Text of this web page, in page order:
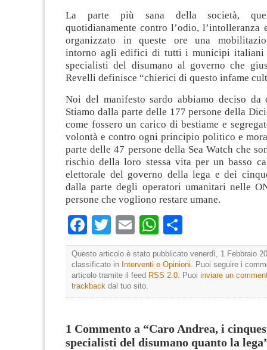
La parte più sana della società,
quotidianamente contro l’odio, l’intolleranza
organizzato in queste ore una
intorno agli edifici di tutti i municipi italiani
specialisti del disumano al governo che
Revelli definisce “chierici di questo infame
Noi del manifesto sardo abbiamo deciso da
Stiamo dalla parte delle 177 persone della
come fossero un carico di bestiame e
volontà e contro ogni principio politico e
parte delle 47 persone della Sea Watch che
rischio della loro stessa vita per un basso
elettorale del governo della lega e dei
dalla parte degli operatori umanitari nelle
persone che vogliono restare umane.
Facebook
TwitterEmailWhatsApp
Questo articolo è stato pubblicato venerdì, 1 Febbraio
classificato in Interventi e Opinioni. Puoi seguire i
articolo tramite il feed RSS 2.0. Puoi inviare un
trackback dal tuo sito.
1 Commento a “Caro Andrea, i
specialisti del disumano quanto la